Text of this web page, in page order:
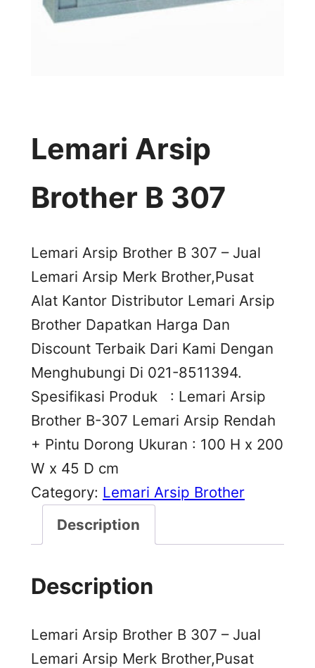
Lemari Arsip
Brother B 307
Lemari Arsip Brother B 307 – Jual
Lemari Arsip Merk Brother,Pusat
Alat Kantor Distributor Lemari Arsip
Brother Dapatkan Harga Dan
Discount Terbaik Dari Kami Dengan
Menghubungi Di 021-8511394.
Spesifikasi Produk : Lemari Arsip
Brother B-307 Lemari Arsip Rendah
+ Pintu Dorong Ukuran : 100 H x 200
W x 45 D cm
Category: Lemari Arsip Brother
Description
Description
Lemari Arsip Brother B 307 – Jual
Lemari Arsip Merk Brother,Pusat